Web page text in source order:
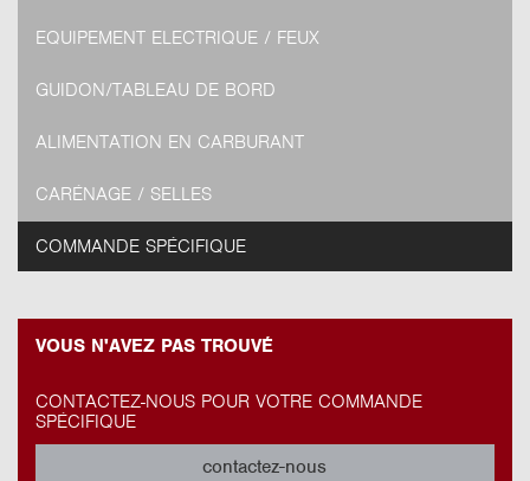
EQUIPEMENT ELECTRIQUE / FEUX
GUIDON/TABLEAU DE BORD
ALIMENTATION EN CARBURANT
CARÉNAGE / SELLES
COMMANDE SPÉCIFIQUE
VOUS N'AVEZ PAS TROUVÉ
CONTACTEZ-NOUS POUR VOTRE COMMANDE
SPÉCIFIQUE
contactez-nous